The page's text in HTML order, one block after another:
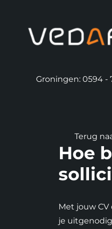
Groningen: 0594 -
Terug
Hoe
Met jouw
je